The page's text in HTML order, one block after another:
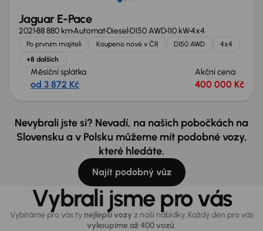
Jaguar E-Pace
202188 880 kmAutomatDiesel D150 AWD110 kW4x4
Po prvním majiteli Koupeno nové v ČR D150 AWD
4x4
+8 dalších
Měsíční splátka
od 3 872 Kč
Akční cena
400 000 Kč
Nevybrali jste si? Nevadí, na našich pobočkách na
Slovensku a v Polsku můžeme mít podobné vozy,
které hledáte.
Najít podobný vůz
Vybrali jsme pro vás
Vybíráme pro vás ty nejlepší vozy z naší nabídky. Každý den pro vás
vykoupíme až 400 vozů.